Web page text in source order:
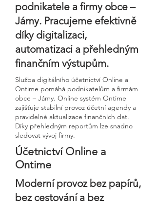
podnikatele a firmy obce –
Jámy. Pracujeme efektivně
díky digitalizaci,
automatizaci a přehledným
finančním výstupům.
Služba digitálního účetnictví Online a
Ontime pomáhá podnikatelům a firmám
obce – Jámy. Online systém Ontime
zajišťuje stabilní provoz účetní agendy a
pravidelné aktualizace finančních dat.
Díky přehledným reportům lze snadno
sledovat vývoj firmy.
Účetnictví Online a
Ontime
Moderní provoz bez papírů,
bez cestování a bez